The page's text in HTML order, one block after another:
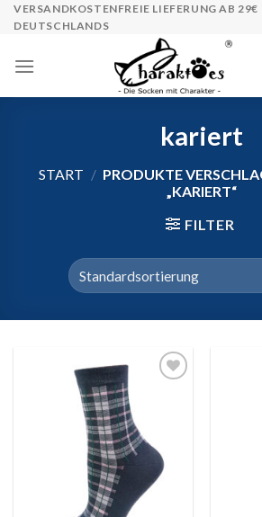
SkipVERSANDKOSTENFREIE LIEFERUNG AB 29€
DEUTSCHLANDS
kariert
START / PRODUKTE
„KARIERT“
FILTER
Wunschliste